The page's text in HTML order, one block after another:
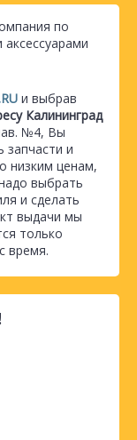
по
и выбрав
Калининград
№4, Вы
запчасти и
низким ценам,
выбрать
и сделать
выдачи мы
только
время.